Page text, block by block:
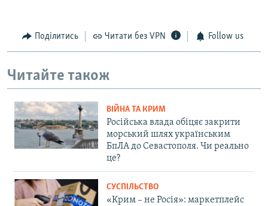
Поділитись Читати без VPN Follow us
Читайте також
ВІЙНА ТА КРИМ
Російська влада обіцяє закрити
морський шлях українським
БпЛА до Севастополя. Чи реально
це?
СУСПІЛЬСТВО
«Крим – не Росія»: маркетплейс